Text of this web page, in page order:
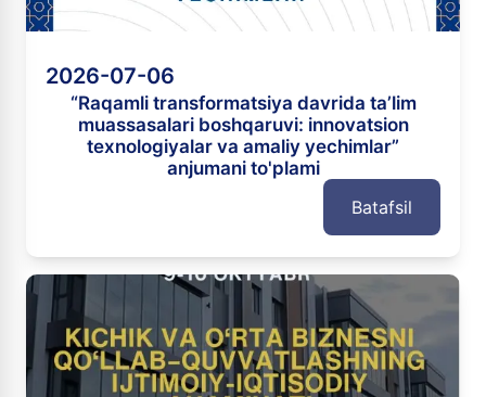
2026-07-06
“Raqamli transformatsiya davrida ta’lim
muassasalari boshqaruvi: innovatsion
texnologiyalar va amaliy yechimlar”
anjumani to'plami
Batafsil